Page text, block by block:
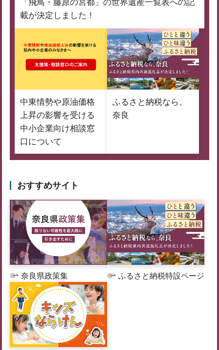
「飛鳥・藤原の宮都」の世界遺産一覧表への記
載が決定しました！
中東情勢や原油価格
上昇の影響を受ける
中小企業向け相談窓
口について
ふるさと納税なら、
奈良
おすすめサイト
奈良県政策集 ふるさと納税特設ページ